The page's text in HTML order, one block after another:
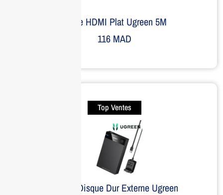
Câble HDMI Plat Ugreen 5M
116MAD
Top Ventes
Boitier Disque Dur Externe Ugreen